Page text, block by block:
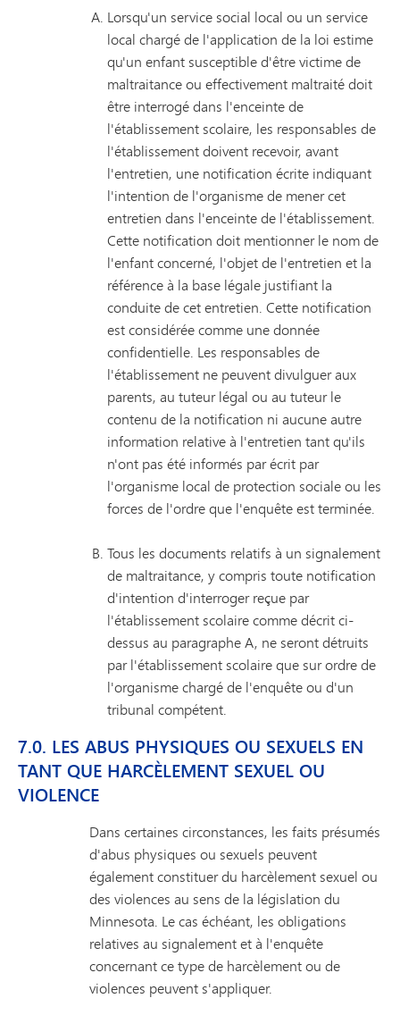
Lorsqu'un service social local ou un service
local chargé de l'application de la loi estime
qu'un enfant susceptible d'être victime de
maltraitance ou effectivement maltraité doit
être interrogé dans l'enceinte de
l'établissement scolaire, les responsables de
l'établissement doivent recevoir, avant
l'entretien, une notification écrite indiquant
l'intention de l'organisme de mener cet
entretien dans l'enceinte de l'établissement.
Cette notification doit mentionner le nom de
l'enfant concerné, l'objet de l'entretien et la
référence à la base légale justifiant la
conduite de cet entretien. Cette notification
est considérée comme une donnée
confidentielle. Les responsables de
l'établissement ne peuvent divulguer aux
parents, au tuteur légal ou au tuteur le
contenu de la notification ni aucune autre
information relative à l'entretien tant qu'ils
n'ont pas été informés par écrit par
l'organisme local de protection sociale ou les
forces de l'ordre que l'enquête est terminée.
Tous les documents relatifs à un signalement
de maltraitance, y compris toute notification
d'intention d'interroger reçue par
l'établissement scolaire comme décrit ci-
dessus au paragraphe A, ne seront détruits
par l'établissement scolaire que sur ordre de
l'organisme chargé de l'enquête ou d'un
tribunal compétent.
7.0. LES ABUS PHYSIQUES OU SEXUELS EN
TANT QUE HARCÈLEMENT SEXUEL OU
VIOLENCE
Dans certaines circonstances, les faits présumés
d'abus physiques ou sexuels peuvent
également constituer du harcèlement sexuel ou
des violences au sens de la législation du
Minnesota. Le cas échéant, les obligations
relatives au signalement et à l'enquête
concernant ce type de harcèlement ou de
violences peuvent s'appliquer.